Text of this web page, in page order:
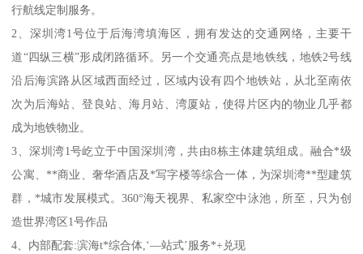
行航线定制服务。
2、深圳湾1号位于后海湾填海区，拥有发达的交通网络，主要干
道“四纵三横”形成闭路循环。另一个交通亮点是地铁线，地铁2号线
沿后海滨路从区域西面经过，区域内设有四个地铁站，从北至南依
次为后海站、登良站、海月站、湾厦站，使得片区内的物业几乎都
成为地铁物业。
3、深圳湾1号屹立于中国深圳湾，共由8栋主体建筑组成。融合*级
公寓、**商业、奢华酒店及*写字楼等综合一体，为深圳湾**型建筑
群，*城市发展模式。360°海天视界、私家空中泳池，所至，只为创
造世界湾区1号作品
4、内部配套:滨海t*综合体,‘—站式’服务*+兑现